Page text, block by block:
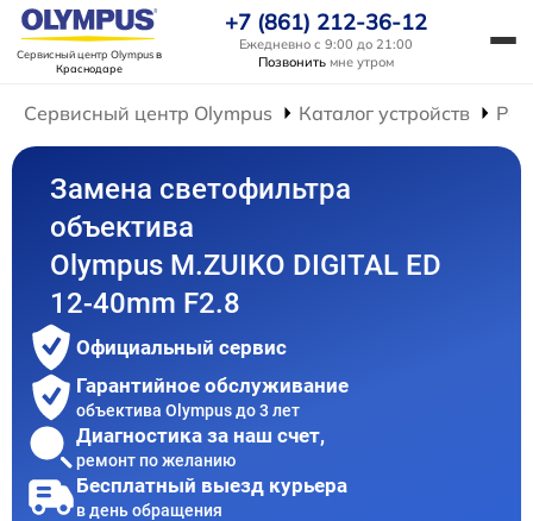
Сервисный центр Olympusв
Краснодаре
+7 (861) 212-36-12
Ежедневно с 9:00 до 21:00
Позвонить мне утром
Сервисный центр Olympus Каталог устройств
Замена светофильтра
объектива
Olympus M.ZUIKO DIGITAL ED
12-40mm F2.8
Официальный сервис
Гарантийное обслуживание
объектива Olympus до 3 лет
Диагностика за наш счет,
ремонт по желанию
Бесплатный выезд курьера
в день обращения